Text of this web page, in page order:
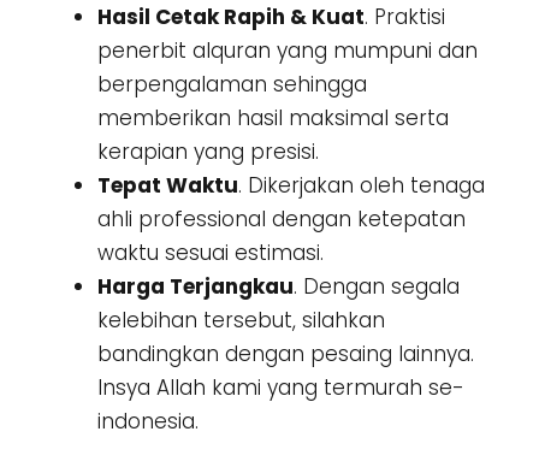
Hasil Cetak Rapih & Kuat. Praktisi
penerbit alquran yang mumpuni dan
berpengalaman sehingga
memberikan hasil maksimal serta
kerapian yang presisi.
Tepat Waktu. Dikerjakan oleh tenaga
ahli professional dengan ketepatan
waktu sesuai estimasi.
Harga Terjangkau. Dengan segala
kelebihan tersebut, silahkan
bandingkan dengan pesaing lainnya.
Insya Allah kami yang termurah se-
indonesia.